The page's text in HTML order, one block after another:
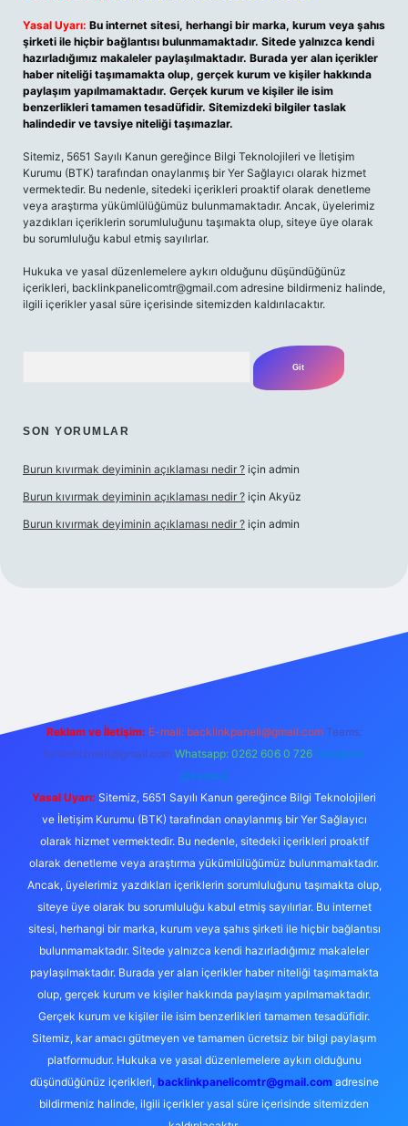
Yasal Uyarı: Bu internet sitesi, herhangi bir marka, kurum veya şahıs
şirketi ile hiçbir bağlantısı bulunmamaktadır. Sitede yalnızca kendi
hazırladığımız makaleler paylaşılmaktadır. Burada yer alan içerikler
haber niteliği taşımamakta olup, gerçek kurum ve kişiler hakkında
paylaşım yapılmamaktadır. Gerçek kurum ve kişiler ile isim
benzerlikleri tamamen tesadüfidir. Sitemizdeki bilgiler taslak
halindedir ve tavsiye niteliği taşımazlar.
Sitemiz, 5651 Sayılı Kanun gereğince Bilgi Teknolojileri ve İletişim
Kurumu (BTK) tarafından onaylanmış bir Yer Sağlayıcı olarak hizmet
vermektedir. Bu nedenle, sitedeki içerikleri proaktif olarak denetleme
veya araştırma yükümlülüğümüz bulunmamaktadır. Ancak, üyelerimiz
yazdıkları içeriklerin sorumluluğunu taşımakta olup, siteye üye olarak
bu sorumluluğu kabul etmiş sayılırlar.
Hukuka ve yasal düzenlemelere aykırı olduğunu düşündüğünüz
içerikleri, backlinkpanelicomtr@gmail.com adresine bildirmeniz halinde,
ilgili içerikler yasal süre içerisinde sitemizden kaldırılacaktır.
SON YORUMLAR
Burun kıvırmak deyiminin açıklaması nedir ? için admin
Burun kıvırmak deyiminin açıklaması nedir ? için Akyüz
Burun kıvırmak deyiminin açıklaması nedir ? için admin
Reklam ve İletişim: E-mail: backlinkpaneli@gmail.com Teams:
forumhizmeti@gmail.com Whatsapp: 0262 606 0 726 Telegram:
@karabul
Yasal Uyarı: Sitemiz, 5651 Sayılı Kanun gereğince Bilgi Teknolojileri
ve İletişim Kurumu (BTK) tarafından onaylanmış bir Yer Sağlayıcı
olarak hizmet vermektedir. Bu nedenle, sitedeki içerikleri proaktif
olarak denetleme veya araştırma yükümlülüğümüz bulunmamaktadır.
Ancak, üyelerimiz yazdıkları içeriklerin sorumluluğunu taşımakta olup,
siteye üye olarak bu sorumluluğu kabul etmiş sayılırlar. Bu internet
sitesi, herhangi bir marka, kurum veya şahıs şirketi ile hiçbir bağlantısı
bulunmamaktadır. Sitede yalnızca kendi hazırladığımız makaleler
paylaşılmaktadır. Burada yer alan içerikler haber niteliği taşımamakta
olup, gerçek kurum ve kişiler hakkında paylaşım yapılmamaktadır.
Gerçek kurum ve kişiler ile isim benzerlikleri tamamen tesadüfidir.
Sitemiz, kar amacı gütmeyen ve tamamen ücretsiz bir bilgi paylaşım
platformudur. Hukuka ve yasal düzenlemelere aykırı olduğunu
düşündüğünüz içerikleri, backlinkpanelicomtr@gmail.comadresine
bildirmeniz halinde, ilgili içerikler yasal süre içerisinde sitemizden